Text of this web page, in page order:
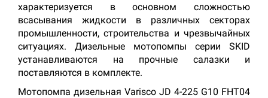
характеризуется в основном сложностью
всасывания жидкости в различных секторах
промышленности, строительства и чрезвычайных
ситуациях. Дизельные мотопомпы серии SKID
устанавливаются на прочные салазки и
поставляются в комплекте.
Мотопомпа дизельная Varisco JD 4-225 G10 FHT04